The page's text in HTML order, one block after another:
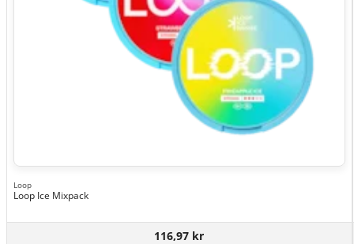
Loop
Loop Ice Mixpack
116,97 kr